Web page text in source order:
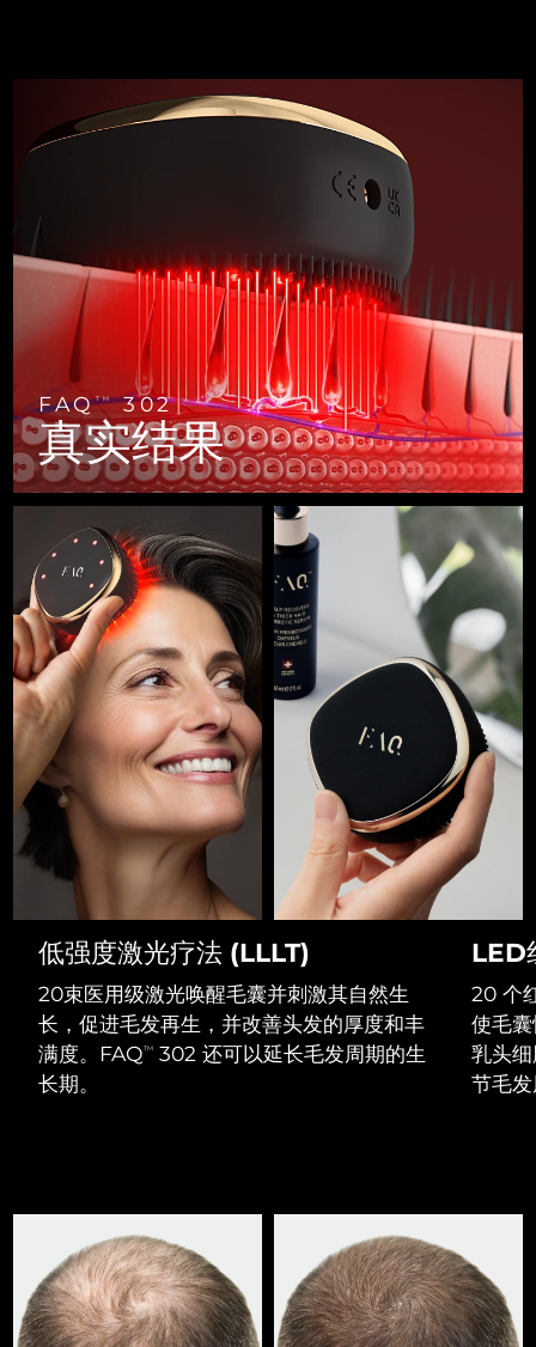
FAQTM302
真实结果
低强度激光疗法 (LLLT)
20束医用级激光唤醒毛囊并刺激其自然生
长，促进毛发再生，并改善头发的厚度和丰
满度。FAQTM
302 还可以延长毛发周期的生
长期。
LED
20 个
使毛
乳头
节毛
LUNA™ 4 Plus
LUNA™ 4 Men
For men, anti-aging massage
LUNA™ 4 mini
For young skin, T-zone
LUNA™ 4 go
For travel or gym bag
LUNA™ 护肤
Premium cleansers & balm
LUNA™ 设备
All facial cleansing devices
BEAR™ 2 go
Microcurrent toning on-the-go
BEAR™ 2 eyes & lips
Microcurrent line smoothing device
面部提拉护理
Premium anti-aging skincare
BEAR™ 设备
All premium facelift devices
补水保湿
UFO™ 3 LED
Near-infrared and red light therapy
device
UFO™ 3 mini
Red light therapy device for young skin
UFO™ 3 go
Portable red light therapy
面膜
Rejuvenation & hydration
UFO™ 设备
All deep facial hydration devices
口腔护理
Hybrid silicone sonic toothbrush
issa™ 4 plus
Smart hybrid silicone sonic toothbrush
issa™ 4 smile
Hybrid silicone sonic toothbrush
issa™ 4 baby
For ages 0-3
issa™ Teeth Whitening Set
Dual LED + sonic device & 18% PAP gel
ISSA™ 设备
All silicone sonic toothbrushes
抗老
FAQ™ 101
Clinical anti-aging
FAQ™ 102
Advanced clinical anti-aging
FAQ™ 103
Luxurious clinical anti-aging set
FAQ™ P1 Primer
Manuka honey primer
FAQ™护肤品
All FAQ™ skincare
FAQ™产品
All anti-aging treatments
LED治疗
FAQ™ 201
LED mask
FAQ™ 202
FAQ™ 211
Anti-aging neck & décolleté LED mask
FAQ™ 221
Anti-aging LED hand mask
FAQ™护肤品
All FAQ™ skincare
FAQ™产品
All LED treatments
生发
FAQ™ 301
LED hair strengthening scalp massager
FAQ™ Scalp Serum
Scalp recovery probiotic serum
FAQ™护肤品
All FAQ™ skincare
FAQ™产品
All hair treatments
肌肤年轻化
NEW
FAQ™ 501
Full-Spectrum Red Light Therapy
FAQ™ 502
Full-Spectrum Red Light Therapy
FAQ™ Red Light Serum
FAQ™ skincare
All FAQ™ skincare
FAQ™ products
All toning treatments
保健品
NEW
专业治疗
脱毛
PEACH™ 2 Pro Max
Professional IPL hair removal device
PEACH™ 2
IPL hair removal
PEACH™ Cooling Prep Gel
Cooling IPL hair removal gel
身体护理
BEAR™ 2 body
Microcurrent body toning
LUNA™ 4 body
Massaging body brush
痘肌护理
ESPADA™ 2 plus
Recurring acne LED therapy
ESPADA™ Blemish Solution
Concentrated acne gel
眼部护理
BEAR™ 2 eyes & lips
Microcurrent line smoothing device
眼部护肤
Advanced eye care treatment
KIWI™
Blackhead remover
FLIP™ play advanced
LED light hairbrush
牙齿美白
issa™ Teeth Whitening Set
Dual LED + sonic device & 18% PAP gel
更多的
波斯尼亚和黑塞哥维那 预计送达日期8/12/26
文莱 预计送达日期
预计送达日期
加拿大 预计送达日期
智利 预计送达日期
中国 预计送达日期8/9/26
哥伦比亚 预计送达日期8/13/26
克罗地亚 预计送达日期8/9/26
塞浦路斯 预计送达日期 8/10/26
捷克 预计送达日期
丹麦 预计送达日期 8/9/26
爱沙尼亚 预计送达日期8/9/26
芬兰 预计送达日期 8/9/26
法国 预计送达日期 8/9/26
法属波利尼西亚 预计送达日期8/13/26
德国
直布罗陀 预计送达日期 8/13/26
希腊 预计送达日期 8/9/26
中国香港特别行政区 8/10/26
冰岛
印度尼西亚 预计送达日期8/7/26
爱尔兰 预计送达日期8/9/26